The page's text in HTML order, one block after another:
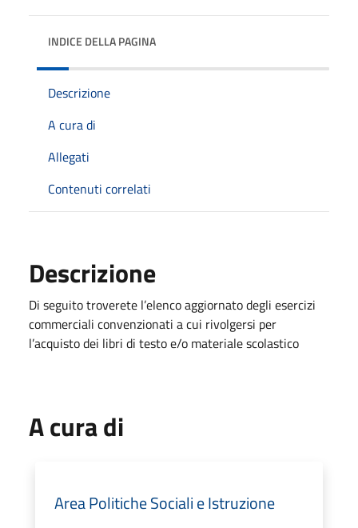
INDICE DELLA PAGINA
Descrizione
A cura di
Allegati
Contenuti correlati
Descrizione
Di seguito troverete l’elenco aggiornato degli esercizi
commerciali convenzionati a cui rivolgersi per
l’acquisto dei libri di testo e/o materiale scolastico
A cura di
Area Politiche Sociali e Istruzione